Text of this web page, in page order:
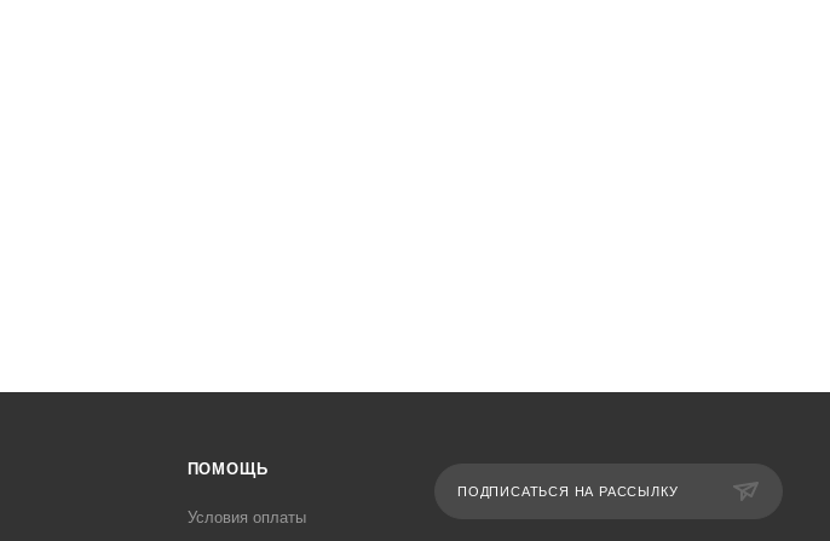
ПОМОЩЬ
Условия оплаты
ПОДПИСАТЬСЯ НА РАССЫЛКУ